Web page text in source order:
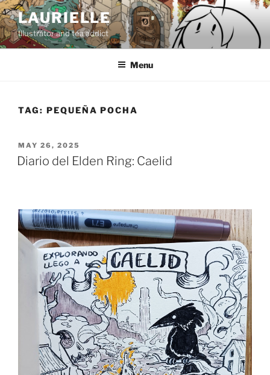
Skip
to
content
LAURIELLE
Illustrator and tea addict
Menu
TAG: PEQUEÑA POCHA
POSTED
ON
MAY 26, 2025
Diario del Elden Ring: Caelid